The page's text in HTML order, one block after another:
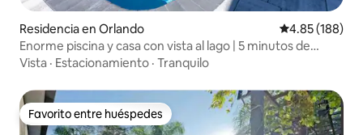
Residencia en Orlando Calificación
4.85 (188)
Enorme piscina y casa con vista al lago | 5 minutos de
Universal
Vista · Estacionamiento · Tranquilo
Favorito entre huéspedes
Favorito entre huéspedes